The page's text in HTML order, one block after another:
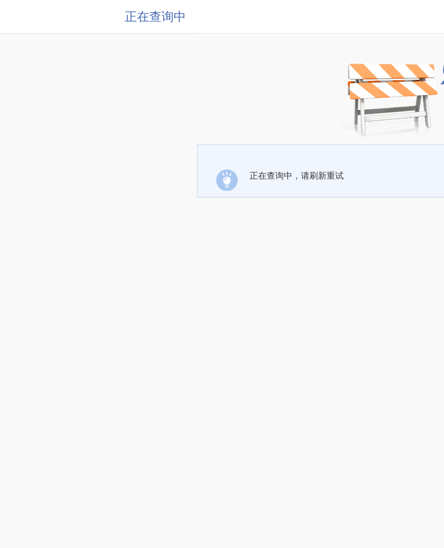
正在查询中
正在查询中，请刷新重试